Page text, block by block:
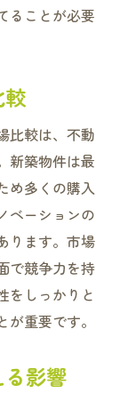
ることが必要
比較は、不動
新築物件は最
め多くの購入
ベーションの
ります。市場
で競争力を持
をしっかりと
重要です。
影響